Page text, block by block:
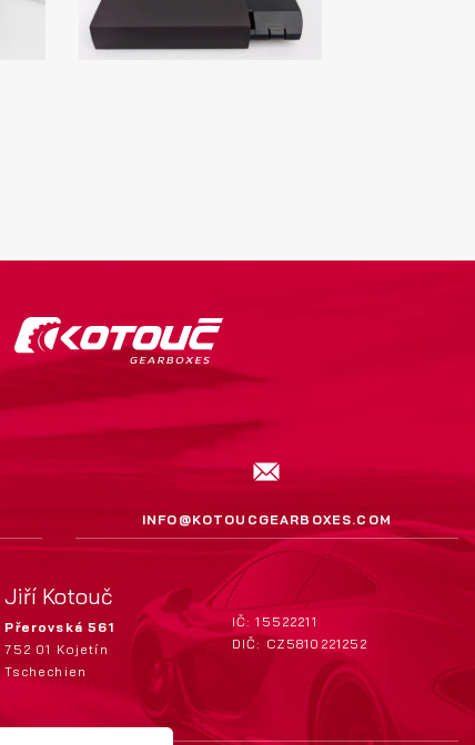
INFO@KOTOUCGEARBOXES.COM
Jiří Kotouč
Přerovská 561
752 01 Kojetín
Tschechien
IČ: 15522211
DIČ: CZ5810221252